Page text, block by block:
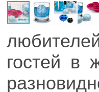
гостей в